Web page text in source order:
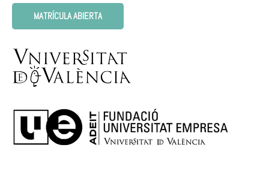
MATRÍCULA ABIERTA